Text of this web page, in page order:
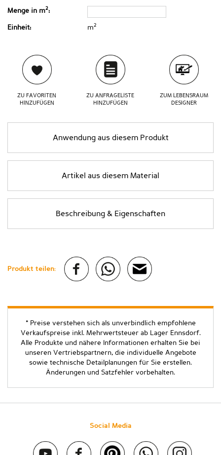
Menge in m2:
Einheit: m2
ZU FAVORITEN
HINZUFÜGEN
ZU ANFRAGELISTE
HINZUFÜGEN
ZUM LEBENSRAUM
DESIGNER
Anwendung aus diesem Produkt
Artikel aus diesem Material
Beschreibung & Eigenschaften
Produkt teilen:
* Preise verstehen sich als unverbindlich empfohlene
Verkaufspreise inkl. Mehrwertsteuer ab Lager Ennsdorf.
Alle Produkte und nähere Informationen erhalten Sie bei
unseren Vertriebspartnern, die individuelle Angebote
sowie technische Detailplanungen für Sie erstellen.
Änderungen und Satzfehler vorbehalten.
Social Media